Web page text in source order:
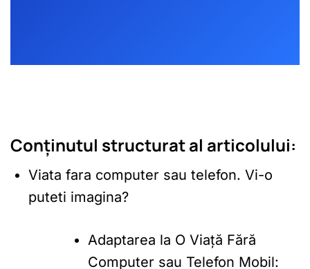
Conținutul structurat al articolului:
Viata fara computer sau telefon. Vi-o
puteti imagina?
Adaptarea la O Viață Fără
Computer sau Telefon Mobil: